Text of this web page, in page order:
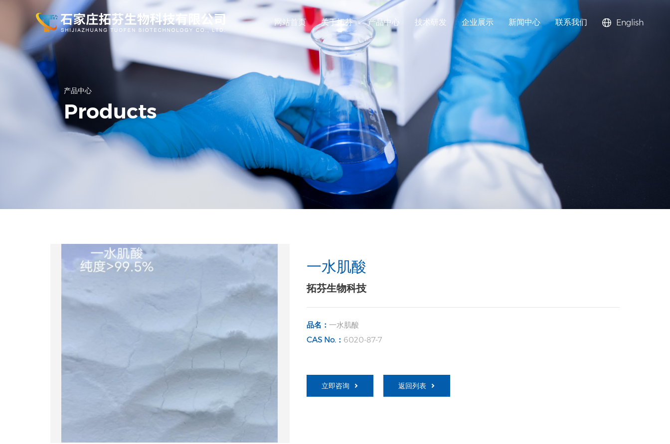
网站首页 关于拓芬 产品中心 技术研发 企业展示 新闻中心 联系我们 English
关于我们
专注于氨基酸衍生物、维生素、染料中间
体、农药中间体、医药中间体的研发、生
产、销售。
公司简介
资质荣誉
资讯中心
第一时间了解石家庄拓芬生物科技有限公司
最新资讯！
公司新闻
行业动态
产品中心
公司致力于与全球化市场需求紧密结合，为
全球客户提供高品质的产品和综合性服务。
表面活性剂系列
月桂酰肌氨酸钠
月桂酰肌氨酸
肉豆蔻酰肌氨酸钠
肉豆蔻酰肌氨酸
椰油酰肌氨酸钠
一水肌酸
肌酸盐酸盐
无水肌酸
肌酸柠檬酸盐
产品中心
Products
一水肌酸
拓芬生物科技
品名： 一水肌酸
CAS No.： 6020-87-7
立即咨询 返回列表